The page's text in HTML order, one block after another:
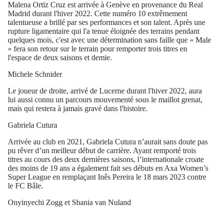
Malena Ortiz Cruz est arrivée à Genève en provenance du Real
Madrid durant l'hiver 2022. Cette numéro 10 extrêmement
talentueuse a brillé par ses performances et son talent. Après une
rupture ligamentaire qui l'a tenue éloignée des terrains pendant
quelques mois, c'est avec une détermination sans faille que « Male
» fera son retour sur le terrain pour remporter trois titres en
l'espace de deux saisons et demie.
Michele Schnider
Le joueur de droite, arrivé de Lucerne durant l'hiver 2022, aura
lui aussi connu un parcours mouvementé sous le maillot grenat,
mais qui restera à jamais gravé dans l'histoire.
Gabriela Cutura
Arrivée au club en 2021, Gabriela Cutura n’aurait sans doute pas
pu rêver d’un meilleur début de carrière. Ayant remporté trois
titres au cours des deux dernières saisons, l’internationale croate
des moins de 19 ans a également fait ses débuts en Axa Women’s
Super League en remplaçant Inês Pereira le 18 mars 2023 contre
le FC Bâle.
Onyinyechi Zogg et Shania van Nuland